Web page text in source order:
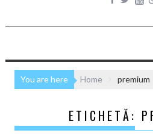
You are here Home premium
ETICHETĂ: